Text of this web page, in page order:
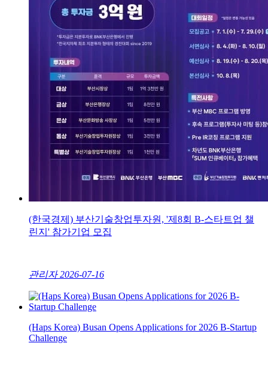
(한국경제) 부산기술창업투자원, '제8회 B-스타트업 챌
린지' 참가기업 모집
관리자 2026-07-16
(Haps Korea) Busan Opens Applications for 2026 B-Startup
Challenge